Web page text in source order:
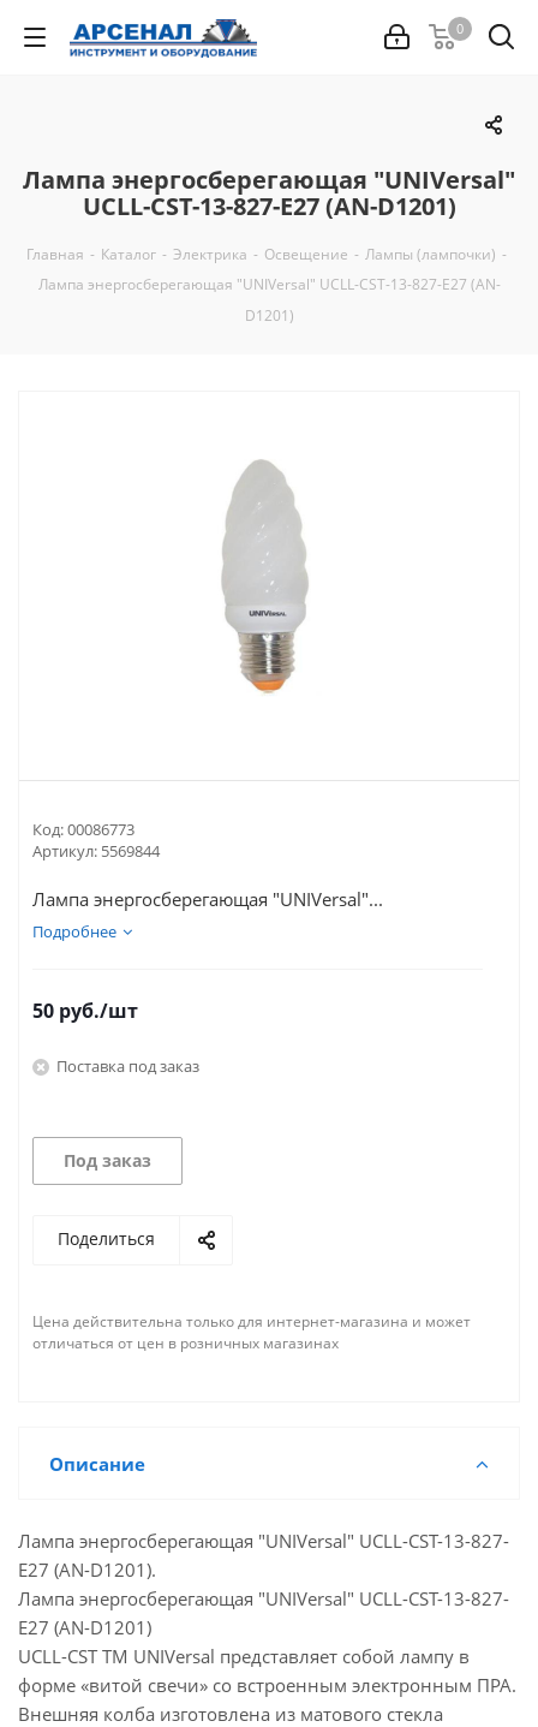
0
Лампа энергосберегающая "UNIVersal"
UCLL-CST-13-827-E27 (AN-D1201)
Главная - Каталог - Электрика - Освещение - Лампы (лампочки) -
Лампа энергосберегающая "UNIVersal" UCLL-CST-13-827-E27 (AN-
D1201)
Код:00086773
Артикул: 5569844
Лампа энергосберегающая "UNIVersal"...
Подробнее
50 руб./шт
Поставка под заказ
Под заказ
Поделиться
Цена действительна только для интернет-магазина и может
отличаться от цен в розничных магазинах
Описание
Лампа энергосберегающая "UNIVersal" UCLL-CST-13-827-
E27 (AN-D1201).
Лампа энергосберегающая "UNIVersal" UCLL-CST-13-827-
E27 (AN-D1201)
UCLL-CSТ ТМ UNIVersal представляет собой лампу в
форме «витой свечи» со встроенным электронным ПРА.
Внешняя колба изготовлена из матового стекла